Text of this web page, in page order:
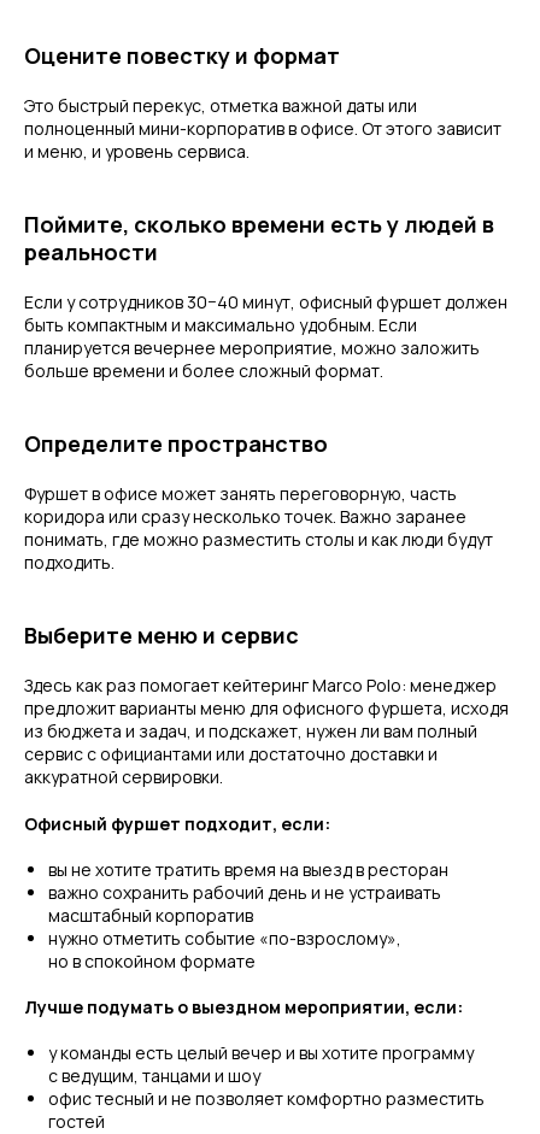
Оцените повестку и формат
Это быстрый перекус, отметка важной даты или
полноценный мини-корпоратив в офисе. От этого зависит
и меню, и уровень сервиса.
Поймите, сколько времени есть у людей в
реальности
Если у сотрудников 30−40 минут, офисный фуршет должен
быть компактным и максимально удобным. Если
планируется вечернее мероприятие, можно заложить
больше времени и более сложный формат.
Определите пространство
Фуршет в офисе может занять переговорную, часть
коридора или сразу несколько точек. Важно заранее
понимать, где можно разместить столы и как люди будут
подходить.
Выберите меню и сервис
Здесь как раз помогает кейтеринг Marco Polo: менеджер
предложит варианты меню для офисного фуршета, исходя
из бюджета и задач, и подскажет, нужен ли вам полный
сервис с официантами или достаточно доставки и
аккуратной сервировки.
Офисный фуршет подходит, если:
вы не хотите тратить время на выезд в ресторан
важно сохранить рабочий день и не устраивать
масштабный корпоратив
нужно отметить событие «по-взрослому»,
но в спокойном формате
Лучше подумать о выездном мероприятии, если:
у команды есть целый вечер и вы хотите программу
с ведущим, танцами и шоу
офис тесный и не позволяет комфортно разместить
гостей